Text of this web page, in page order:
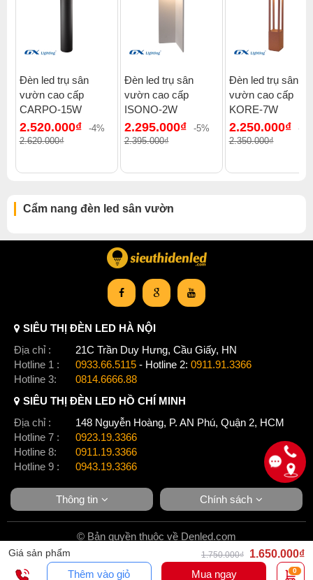
Đèn led sân vườn cosmos
Đèn led trụ sân
vườn cao cấp
CARPO-15W
2.520.000₫
-4%
2.620.000₫
Đèn led trụ sân
vườn cao cấp
ISONO-2W
2.295.000₫
-5%
2.395.000₫
Đèn led trụ sân
vườn cao cấp
KORE-7W
2.250.000₫
-
2.350.000₫
Cẩm nang đèn led sân vườn
Giá sản phẩm 1.750.000₫
1.650.000₫
Thêm vào giỏ
Mua ngay 0
SIÊU THỊ ĐÈN LED HÀ NỘI
Địa chỉ :
21C Trần Duy Hưng, Cầu Giấy, HN
Hotline 1 :
0933.66.5115 - Hotline 2: 0911.91.3366
Hotline 3:
0814.6666.88
SIÊU THỊ ĐÈN LED HỒ CHÍ MINH
Địa chỉ :
148 Nguyễn Hoàng, P. AN Phú, Quận 2, HCM
Hotline 7 :
0923.19.3366
Hotline 8:
0911.19.3366
Hotline 9 :
0943.19.3366
Thông tin Chính sách
© Bản quyền thuộc về Denled.com